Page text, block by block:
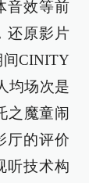
音效等前
还原影片
间CINITY
均场次是
之魔童闹
厅的评价
听技术构